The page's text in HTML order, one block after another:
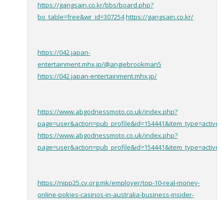
https://gangsain.co.kr/bbs/board.php?
bo_table=free&wr_id=307254https://gangsain.co.kr/
https://042.japan-
entertainment.mhx.jp/@angiebrookman5
https://042.japan-entertainment.mhx.jp/
https://www.abgodnessmoto.co.uk/index.php?
https://www.abgodnessmoto.co.uk/index.php?
https://nipp25.cv.org.mk/employer/top-10-real-money-
online-pokies-casinos-in-australia-business-insider-